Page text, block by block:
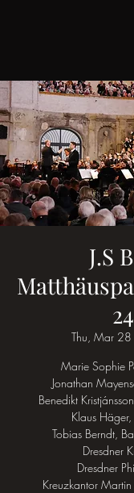
J.S
Thu, Mar 28
Marie Sophie
Jonathan
Benedikt
Klaus Häger,
Tobias Berndt,
Dresdner
Dresdner
Kreuzkantor Martin